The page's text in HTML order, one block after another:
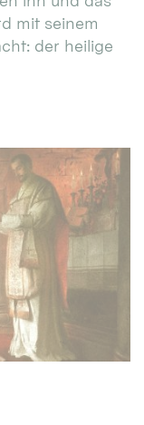
mit seinem
der heilige